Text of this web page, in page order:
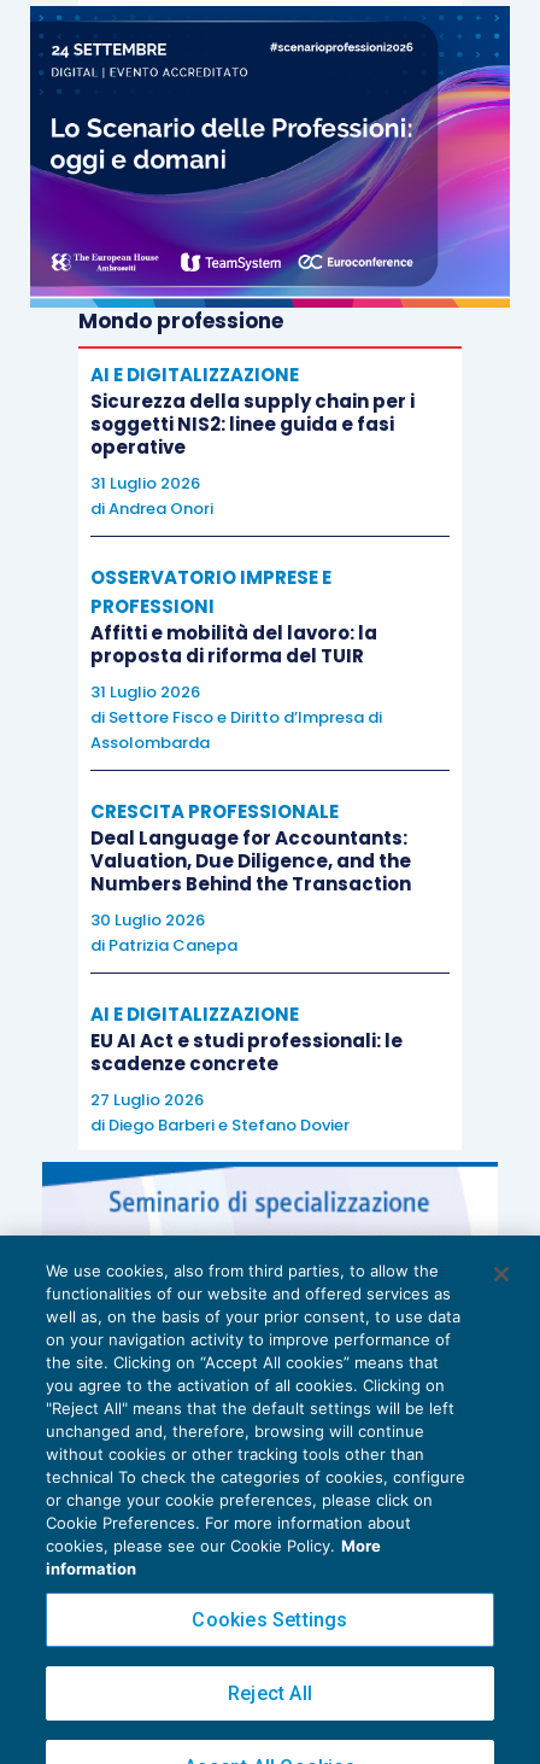
Mondo professione
AI E DIGITALIZZAZIONE
Sicurezza della supply chain per i
soggetti NIS2: linee guida e fasi
operative
31 Luglio 2026
diAndrea Onori
OSSERVATORIO IMPRESE E
PROFESSIONI
Affitti e mobilità del lavoro: la
proposta di riforma del TUIR
31 Luglio 2026
di Settore Fisco e Diritto d’Impresa di
Assolombarda
CRESCITA PROFESSIONALE
Deal Language for Accountants:
Valuation, Due Diligence, and the
Numbers Behind the Transaction
30 Luglio 2026
di Patrizia Canepa
AI E DIGITALIZZAZIONE
EU AI Act e studi professionali: le
scadenze concrete
27 Luglio 2026
di Diego Barberie Stefano Dovier
Privacy Policy
Cookie Policy
Copyright 2016 ©Gruppo Euroconference S.p.A.v2.32.4
Piazza Luigi Einaudi, 10N01 - 20124 Milano - info@ecnews.it
We use cookies, also from third parties, to allow the
functionalities of our website and offered services as
well as, on the basis of your prior consent, to use data
on your navigation activity to improve performance of
the site. Clicking on “Accept All cookies” means that
you agree to the activation of all cookies. Clicking on
"Reject All" means that the default settings will be left
unchanged and, therefore, browsing will continue
without cookies or other tracking tools other than
technical To check the categories of cookies, configure
or change your cookie preferences, please click on
Cookie Preferences. For more information about
cookies, please see our Cookie Policy. More
information
Cookies Settings
Reject All